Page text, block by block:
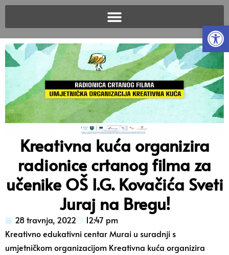
Kreativna kuća organizira
radionice crtanog filma za
učenike OŠ I.G. Kovačića Sveti
Juraj na Bregu!
28 travnja, 2022
12:47 pm
Kreativno edukativni centar Murai u suradnji s
umjetničkom organizacijom Kreativna kuća organizira